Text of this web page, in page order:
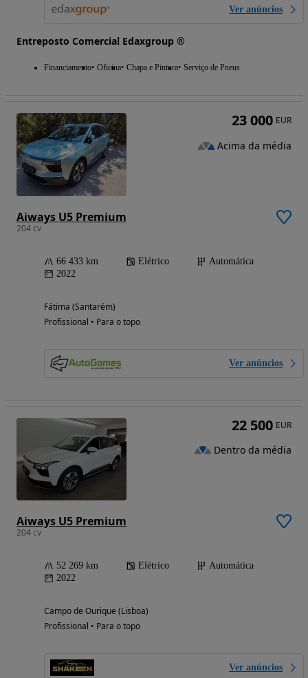
Ver anúncios
Entreposto Comercial Edaxgroup ®
Financiamento Oficina Chapa e Pintura Serviço de Pneus
Aiways U5 Premium
204 cv
66 433 km Elétrico
Automática
2022
Fátima (Santarém)
Profissional • Para o topo
Ver anúncios
23 000 EUR
Acima da média
Aiways U5 Premium
204 cv
52 269 km Elétrico
Automática
2022
Campo de Ourique (Lisboa)
Profissional • Para o topo
Ver anúncios
22 500 EUR
Dentro da média